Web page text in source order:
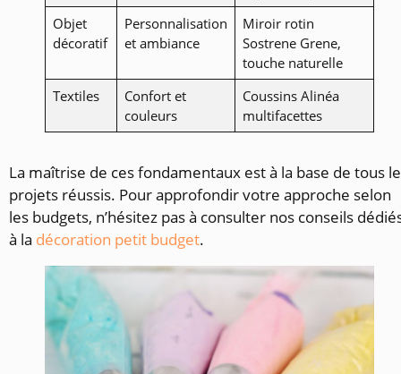
Objet
décoratif
Personnalisation
et ambiance
Miroir rotin
Sostrene Grene,
touche naturelle
Textiles
Confort et
couleurs
Coussins Alinéa
multifacettes
La maîtrise de ces fondamentaux est à la base de tous
projets réussis. Pour approfondir votre approche selon
les budgets, n’hésitez pas à consulter nos conseils
à la décoration petit budget.